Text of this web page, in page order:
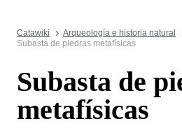
Catawiki Arqueología e historia natural
Subasta de piedras metafísicas
Subasta de
metafísicas